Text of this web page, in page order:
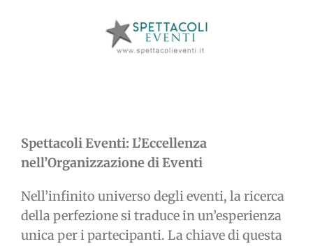
Spettacoli Eventi: L’Eccellenza
nell’Organizzazione di Eventi
Nell’infinito universo degli eventi, la ricerca
della perfezione si traduce in un’esperienza
unica per i partecipanti. La chiave di questa